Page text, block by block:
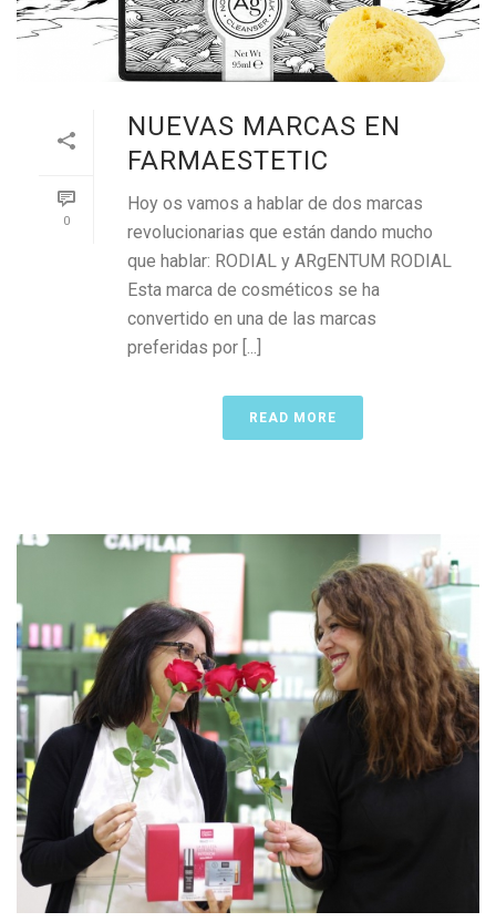
0
NUEVAS MARCAS EN
FARMAESTETIC
Hoy os vamos a hablar de dos marcas
revolucionarias que están dando mucho
que hablar: RODIAL y ARgENTUM RODIAL
Esta marca de cosméticos se ha
convertido en una de las marcas
preferidas por [...]
READ MORE